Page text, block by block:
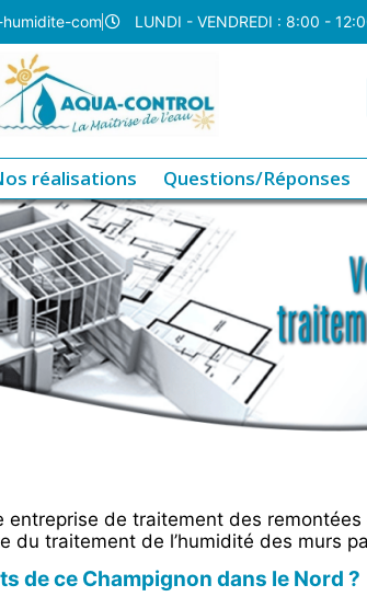
com LUNDI - VENDREDI : 8:00 -
réalisations Questions/Réponses
de traitement des
traitement de l’humidité des murs
de ce Champignon dans le Nord ?